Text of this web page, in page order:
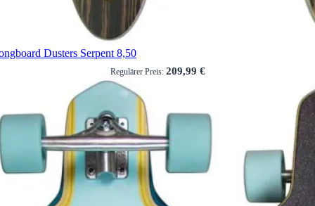
Dusters Serpent 8,50
Regulärer Preis: 209,99 €